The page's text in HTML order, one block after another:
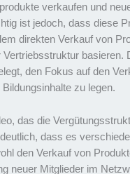
verkaufen und
ist jedoch, dass diese
direkten Verkauf von
Vertriebsstruktur basieren.
den Fokus auf den
Bildungsinhalte zu legen.
das die
dass es
den Verkauf von
neuer Mitglieder im